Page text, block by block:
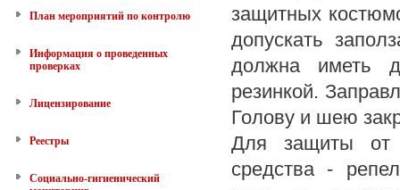
План мероприятий по контролю
Информация о проведенных
проверках
Лицензирование
Реестры
Социально-гигиенический
защитных
допускать
должна иметь
резинкой.
Голову и шею
Для защиты от
средства -